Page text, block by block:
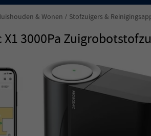
& Wonen Stofzuigers &
X1 3000Pa